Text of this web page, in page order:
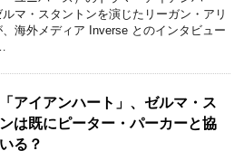
ルマ・スタントンを演じたリーガン・アリ
、海外メディア Inverse とのインタビュー
「アイアンハート」、ゼルマ・ス
は既にピーター・パーカーと協
る？